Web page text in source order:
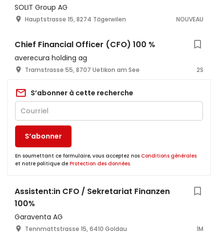
SOLIT Group AG
Hauptstrasse 15, 8274 Tägerwilen NOUVEAU
Chief Financial Officer (CFO) 100 %
averecura holding ag
Tramstrasse 55, 8707 Uetikon am See 2S
S’abonner à cette recherche
S’abonner
En soumettant ce formulaire, vous acceptez nos Conditions générales
et notre politique de Protection des données.
Assistent:in CFO / Sekretariat Finanzen
100%
Garaventa AG
Tennmattstrasse 15, 6410 Goldau 1M